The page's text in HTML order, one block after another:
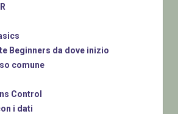
Beginners da dove inizio
comune
Control
i dati